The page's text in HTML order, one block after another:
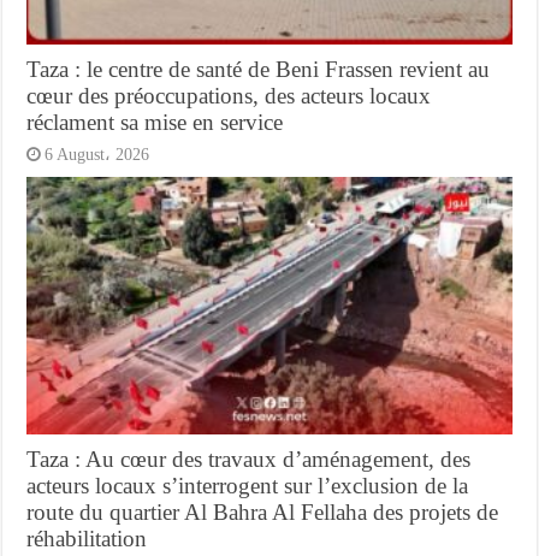
Taza : le centre de santé de Beni Frassen revient au
cœur des préoccupations, des acteurs locaux
réclament sa mise en service
6 August، 2026
Taza : Au cœur des travaux d’aménagement, des
acteurs locaux s’interrogent sur l’exclusion de la
route du quartier Al Bahra Al Fellaha des projets de
réhabilitation